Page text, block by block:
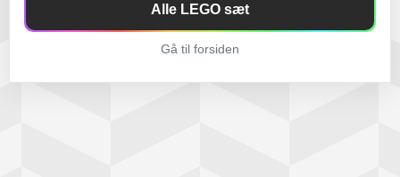
Alle LEGO sæt
Gå til forsiden